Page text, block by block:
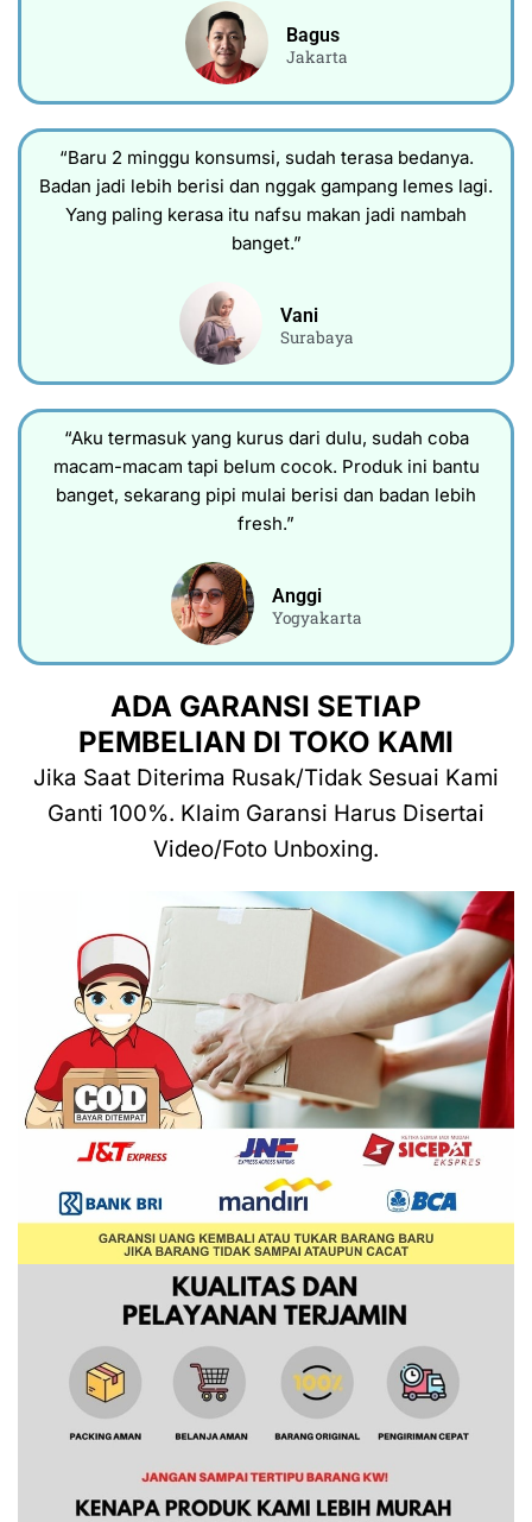
Bagus
Jakarta
“Baru 2 minggu konsumsi, sudah terasa bedanya.
Badan jadi lebih berisi dan nggak gampang lemes lagi.
Yang paling kerasa itu nafsu makan jadi nambah
banget.”
Vani
Surabaya
“Aku termasuk yang kurus dari dulu, sudah coba
macam-macam tapi belum cocok. Produk ini bantu
banget, sekarang pipi mulai berisi dan badan lebih
fresh.”
Anggi
Yogyakarta
ADA GARANSI SETIAP
PEMBELIAN DI TOKO KAMI
Jika Saat Diterima Rusak/Tidak Sesuai Kami
Ganti 100%. Klaim Garansi Harus Disertai
Video/Foto Unboxing.